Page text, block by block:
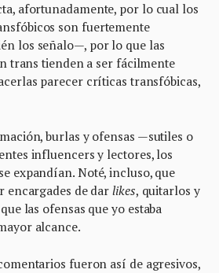
afortunadamente, por lo cual los
son fuertemente
los señalo—, por lo que las
trans tienden a ser fácilmente
parecer críticas transfóbicas,
burlas y ofensas —sutiles o
influencers y lectores, los
expandían. Noté, incluso, que
encargades de darlikes, quitarlos y
las ofensas que yo estaba
alcance.
fueron así de agresivos,